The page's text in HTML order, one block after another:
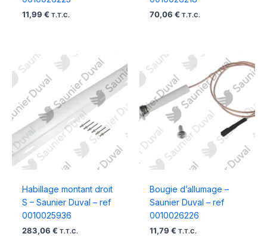
11,99 € T.T.C. 70,06 € T.T.C.
Habillage montant droit
S – Saunier Duval – ref
0010025936
283,06 € T.T.C.
Bougie d’allumage –
Saunier Duval – ref
0010026226
11,79 € T.T.C.